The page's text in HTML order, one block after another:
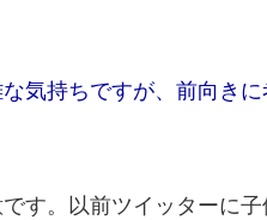
気持ちですが、前向きに
す。以前ツイッターに